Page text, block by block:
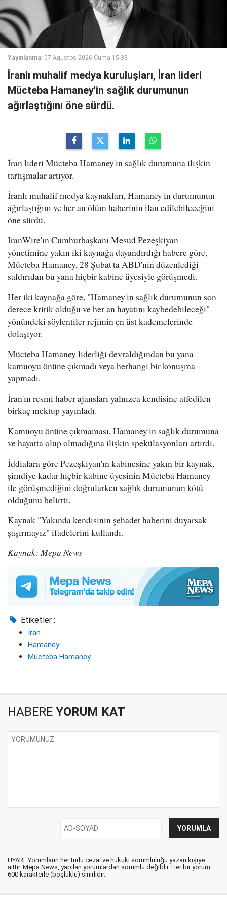
Yayınlanma: 07 Ağustos 2026 Cuma 15:38
İranlı muhalif medya kuruluşları, İran lideri
Mücteba Hamaney'in sağlık durumunun
ağırlaştığını öne sürdü.
İran lideri Mücteba Hamaney'in sağlık durumuna ilişkin
tartışmalar artıyor.
İranlı muhalif medya kaynakları, Hamaney'in durumunun
ağırlaştığını ve her an ölüm haberinin ilan edilebileceğini
öne sürdü.
IranWire'ın Cumhurbaşkanı Mesud Pezeşkiyan
yönetimine yakın iki kaynağa dayandırdığı habere göre,
Mücteba Hamaney, 28 Şubat'ta ABD'nin düzenlediği
saldırıdan bu yana hiçbir kabine üyesiyle görüşmedi.
Her iki kaynağa göre, "Hamaney'in sağlık durumunun son
derece kritik olduğu ve her an hayatını kaybedebileceği"
yönündeki söylentiler rejimin en üst kademelerinde
dolaşıyor.
Mücteba Hamaney liderliği devraldığından bu yana
kamuoyu önüne çıkmadı veya herhangi bir konuşma
yapmadı.
İran'ın resmi haber ajansları yalnızca kendisine atfedilen
birkaç mektup yayınladı.
Kamuoyu önüne çıkmaması, Hamaney'in sağlık durumuna
ve hayatta olup olmadığına ilişkin spekülasyonları artırdı.
İddialara göre Pezeşkiyan'ın kabinesine yakın bir kaynak,
şimdiye kadar hiçbir kabine üyesinin Mücteba Hamaney
ile görüşmediğini doğrularken sağlık durumunun kötü
olduğunu belirtti.
Kaynak "Yakında kendisinin şehadet haberini duyarsak
şaşırmayız" ifadelerini kullandı.
Kaynak: Mepa News
Etiketler :
İran
Hamaney
Mücteba Hamaney
HABERE YORUM KAT
UYARI: Yorumların her türlü cezai ve hukuki sorumluluğu yazan kişiye
aittir. Mepa News, yapılan yorumlardan sorumlu değildir. Her bir yorum
600 karakterle (boşluklu) sınırlıdır.